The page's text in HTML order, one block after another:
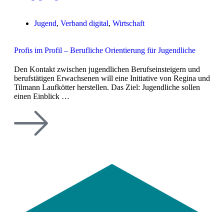
Jugend, Verband digital, Wirtschaft
Profis im Profil – Berufliche Orientierung für Jugendliche
Den Kontakt zwischen jugendlichen Berufseinsteigern und
berufstätigen Erwachsenen will eine Initiative von Regina und
Tilmann Laufkötter herstellen. Das Ziel: Jugendliche sollen
einen Einblick …